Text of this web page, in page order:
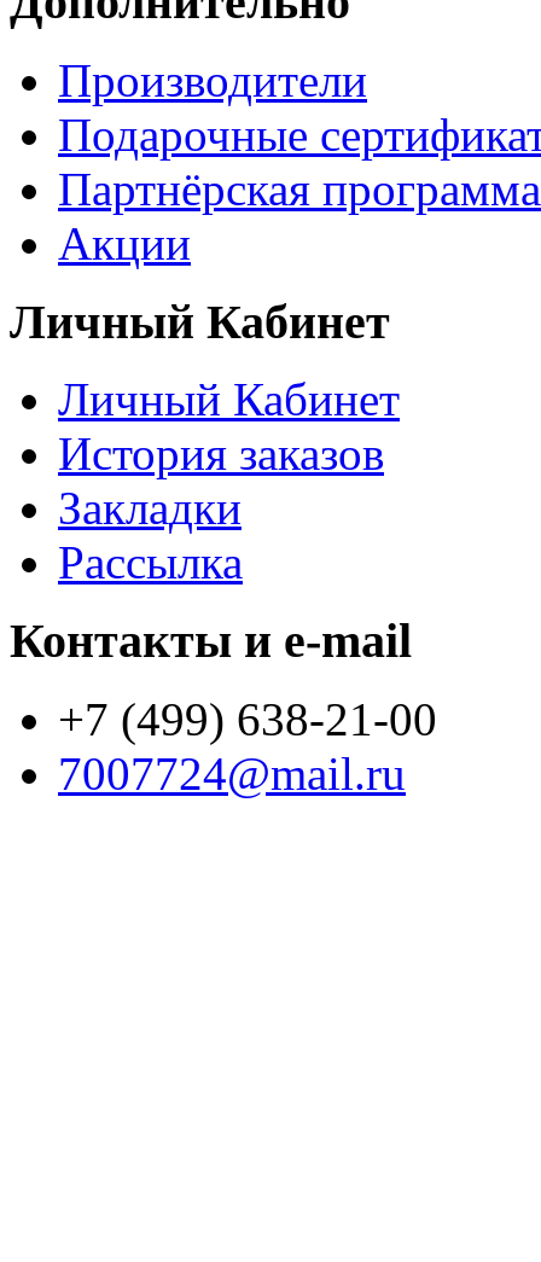
Производители
Подарочные
Партнёрская программа
Акции
Личный Кабинет
Личный Кабинет
История заказов
Закладки
Рассылка
Контакты и e-mail
+7 (499) 638-21-00
7007724@mail.ru